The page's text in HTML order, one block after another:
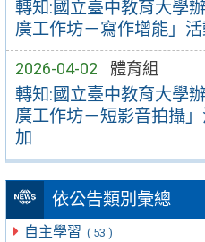
轉知:國立臺中教育大學
廣工作坊－寫作增能」
2026-04-02 體育組
轉知:國立臺中教育大學
廣工作坊－短影音拍攝
加
依公告類別彙總
自主學習 ( 53 )